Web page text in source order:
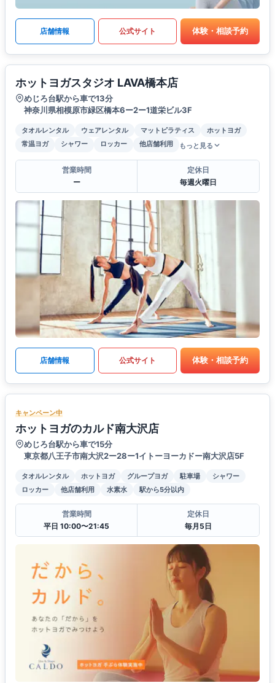
店舗情報 公式サイト 体験・相談予約
ホットヨガスタジオ LAVA橋本店
めじろ台駅から車で13分
神奈川県相模原市緑区橋本6ー2ー1道栄ビル3F
タオルレンタル ウェアレンタル マットピラティス
ホットヨガ
常温ヨガ
シャワー ロッカー 他店舗利用 もっと見る
営業時間
ー
定休日
毎週火曜日
店舗情報 公式サイト 体験・相談予約
キャンペーン中
ホットヨガのカルド南大沢店
めじろ台駅から車で15分
東京都八王子市南大沢2ー28ー1イトーヨーカドー南大沢店5F
タオルレンタル ホットヨガ グループヨガ 駐車場
シャワー
ロッカー
他店舗利用 水素水 駅から5分以内
営業時間
平日 10:00〜21:45
定休日
毎月5日